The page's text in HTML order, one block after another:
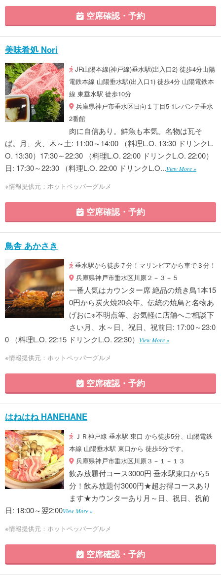
空席確認・予約
美味肴処 Nori
JR山陽本線(神戸線)垂水駅(出入口2) 徒歩4分山陽
電鉄本線 山陽垂水駅(出入口1) 徒歩4分 山陽電鉄本
線 東垂水駅 徒歩10分
兵庫県神戸市垂水区日向１丁目5-1レバンテ垂水
2番館
肉に自信あり。鮮魚も本気。名物は瓦そ
ば。月、火、木～土: 11:00～14:00 （料理L.O. 13:30 ドリンクL.
O. 13:30）17:30～22:30 （料理L.O. 22:00 ドリンクL.O. 22:00）
日: 17:30～22:30 （料理L.O. 22:00 ドリンクL.O...View More »
※情報提供元：ホットペッパーグルメ
空席確認・予約
鳥舎 あかさき
垂水駅から徒歩７分！マリンピアから車で３分！
兵庫県神戸市垂水区川原２－３－５
一番人気はカウンター席 絶品の焼き鳥1本15
0円から炭火焼20余年。伝統の焼鳥と名物あ
げおに※不明点等、お気軽に店舗へご相談下
さい月、水～日、祝日、祝前日: 17:00～23:0
0 （料理L.O. 22:15 ドリンクL.O. 22:30）
View More »
※情報提供元：ホットペッパーグルメ
空席確認・予約
はねはね HANEHANE
ＪＲ神戸線 垂水駅 東口 から徒歩5分、山陽電鉄
本線 山陽垂水駅 東口から 徒歩5分です。
兵庫県神戸市垂水区川原３－１－１３
飲み放題付コース3000円 垂水駅東口から5
分！飲み放題付3000円★超お得コースあり
ます★カウンターあり月～日、祝日、祝前
日: 18:00～翌2:00View More »
※情報提供元：ホットペッパーグルメ
空席確認・予約